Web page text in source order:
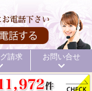
請求 お問い合せ